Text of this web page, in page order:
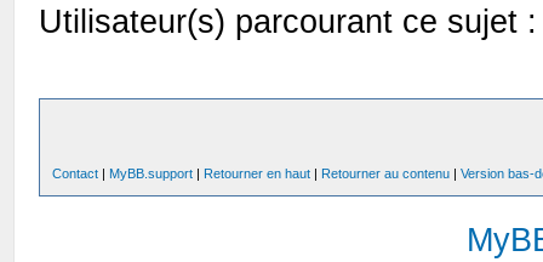
Utilisateur(s) parcourant ce sujet
Contact | MyBB.support | Retourner en haut | Retourner au contenu |Version bas-